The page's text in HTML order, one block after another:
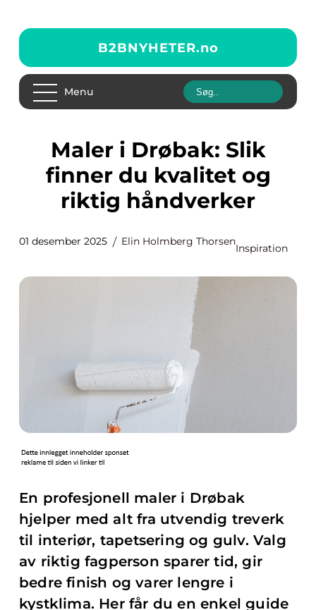
B2BNYHETER.no
Menu
Maler i Drøbak: Slik
finner du kvalitet og
riktig håndverker
01 desember 2025 Elin Holmberg Thorsen
Inspiration
En profesjonell maler i Drøbak
hjelper med alt fra utvendig treverk
til interiør, tapetsering og gulv. Valg
av riktig fagperson sparer tid, gir
bedre finish og varer lengre i
kystklima. Her får du en enkel guide